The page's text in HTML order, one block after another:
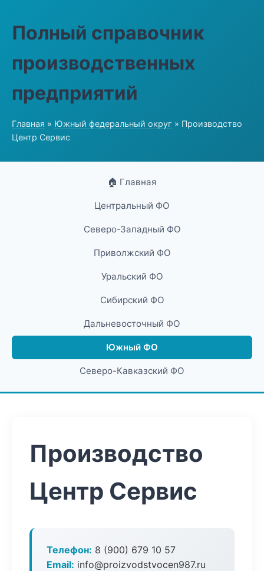
Полный справочник
производственных
предприятий
Главная » Южный федеральный округ » Производство
Центр Сервис
🏠 Главная
Центральный ФО
Северо-Западный ФО
Приволжский ФО
Уральский ФО
Сибирский ФО
Дальневосточный ФО
Южный ФО
Северо-Кавказский ФО
Производство
Центр Сервис
Телефон: 8 (900) 679 10 57
Email: info@proizvodstvocen987.ru